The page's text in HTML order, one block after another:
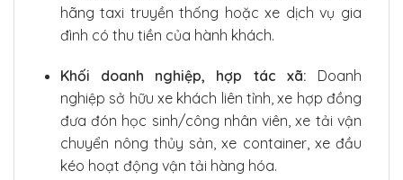
hãng taxi truyền thống hoặc xe dịch vụ gia
đình có thu tiền của hành khách.
Khối doanh nghiệp, hợp tác xã: Doanh
nghiệp sở hữu xe khách liên tỉnh, xe hợp đồng
đưa đón học sinh/công nhân viên, xe tải vận
chuyển nông thủy sản, xe container, xe đầu
kéo hoạt động vận tải hàng hóa.